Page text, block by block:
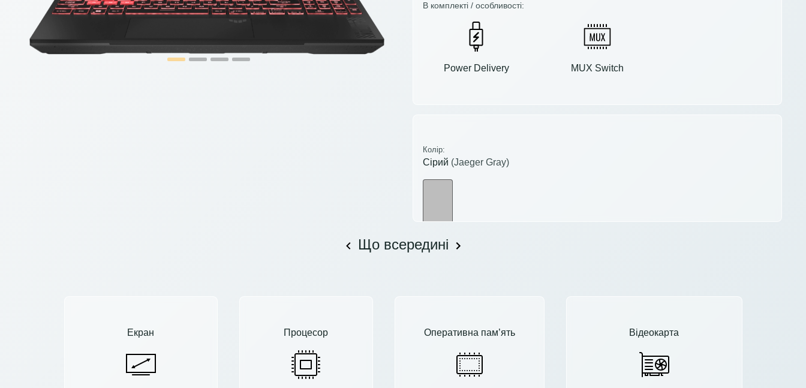
В комплекті / особливості:
Power Delivery MUX Switch
Колір:
Сірий (Jaeger Gray)
Що всередині
Екран Процесор Оперативна пам’ять Відеокарта